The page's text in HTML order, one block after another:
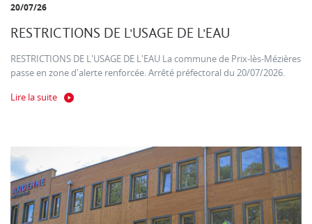
20/07/26
RESTRICTIONS DE L'USAGE DE L'EAU
RESTRICTIONS DE L'USAGE DE L'EAU La commune de Prix-lès-Mézières
passe en zone d'alerte renforcée. Arrêté préfectoral du 20/07/2026.
Lire la suite